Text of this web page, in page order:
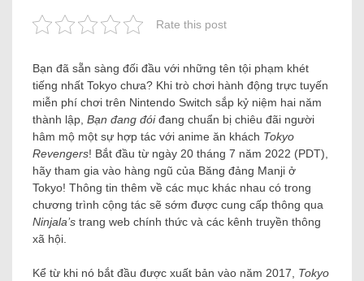
Rate this post
Bạn đã sẵn sàng đối đầu với những tên tội phạm khét
tiếng nhất Tokyo chưa? Khi trò chơi hành động trực tuyến
miễn phí chơi trên Nintendo Switch sắp kỷ niệm hai năm
thành lập, Bạn đang đóiđang chuẩn bị chiêu đãi người
hâm mộ một sự hợp tác với anime ăn khách Tokyo
Revengers! Bắt đầu từ ngày 20 tháng 7 năm 2022 (PDT),
hãy tham gia vào hàng ngũ của Băng đảng Manji ở
Tokyo! Thông tin thêm về các mục khác nhau có trong
chương trình cộng tác sẽ sớm được cung cấp thông qua
Ninjala’s trang web chính thức và các kênh truyền thông
xã hội.
Kể từ khi nó bắt đầu được xuất bản vào năm 2017, Tokyo